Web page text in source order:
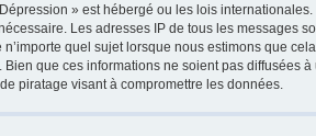
» est hébergé ou les lois
Les adresses IP de tous les messages
n’importe quel sujet lorsque nous estimons que
Bien que ces informations ne soient pas diffusées
piratage visant à compromettre les données.